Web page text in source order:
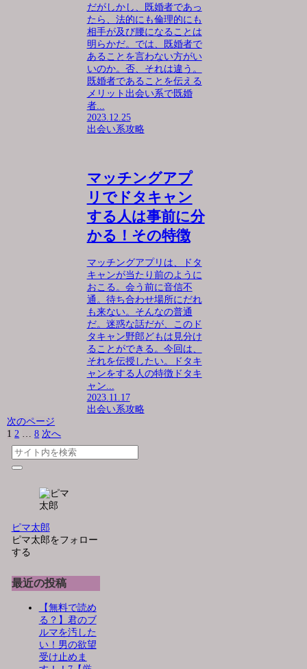
だがしかし、既婚者であっ
たら、法的にも倫理的にも
相手が及び腰になることは
明らかだ。では、既婚者で
あることを言わない方がい
いのか。否、それは違う。
既婚者であることを伝える
メリット出会い系で既婚
者...
2023.12.25
出会い系攻略
マッチングアプ
リでドタキャン
する人は事前に分
かる！その特徴
マッチングアプリは、ドタ
キャンが当たり前のように
おこる。会う前に音信不
通。待ち合わせ場所にだれ
も来ない。そんなの普通
だ。迷惑な話だが、このド
タキャン野郎どもは見分け
ることができる。今回は、
それを伝授したい。ドタキ
ャンをする人の特徴ドタキ
ャン...
2023.11.17
出会い系攻略
次のページ
1 2 … 8 次へ
ピマ太郎
ピマ太郎をフォロー
する
最近の投稿
【無料で読め
る？】君のブ
ルマを汚した
い！男の欲望
受け止めま